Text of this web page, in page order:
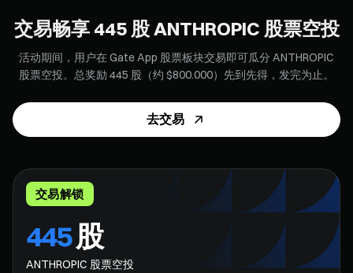
交易畅享 445 股 ANTHROPIC 股票空投
活动期间，用户在 Gate App 股票板块交易即可瓜分 ANTHROPIC
股票空投。总奖励 445 股（约 $800.000）先到先得，发完为止。
去交易
交易解锁
445股
ANTHROPIC 股票空投